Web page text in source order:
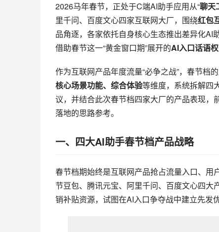
2026马年春节，正处于C端AI助手应用从“聊天
里千问、百度文心四家互联网大厂，围绕红包
品角逐，各家依托自身核心生态推出差异化AI
借助春节这一“黄金窗口期”展开的AI入口话语
作为互联网产品年度流量“必争之战”，春节档
核心场景功能、综合体验等维度，系统拆解四
议，并结合此次春节档四家大厂的产品表现
落地的思路参考。
一、四大AI助手春节档产品战略
春节档期始终是互联网产品抢占流量入口、
节豆包、腾讯元宝、阿里千问、百度文心四
销补贴资源，试图在AI入口争夺战中建立先发